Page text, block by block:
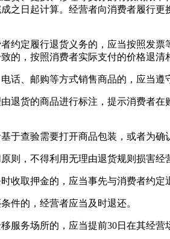
之日起计算。经营者向消费者履行
约定履行退货义务的，应当按照发
的，按照消费者实际支付的价格退清
、邮购等方式销售商品的，应当遵
退货的商品进行标注，提示消费者
于查验需要打开商品包装，或者为
则，不得利用无理由退货规则损害经
取押金的，应当事先与消费者约定
件的，经营者应当及时退还。
务场所的，应当提前30日在其经营